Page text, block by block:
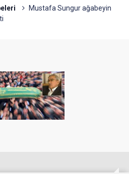
Mustafa Sungur ağabeyin